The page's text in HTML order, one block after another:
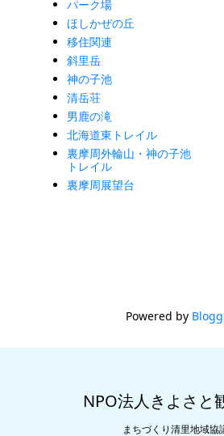
パーク場
ほしかぜの丘
移住関連
斜里岳
神の子池
清岳荘
男鹿の滝
北海道東トレイル
裏摩周外輪山・神の子池
トレイル
裏摩周展望台
Powered by
NPO法人きよさと
まちづくり清里地域協